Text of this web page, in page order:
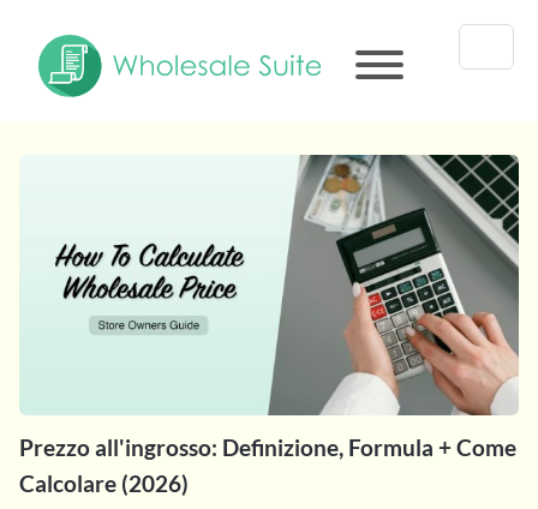
Prezzo all'ingrosso: Definizione, Formula + Come
Calcolare (2026)